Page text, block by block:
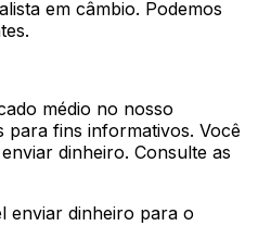
em câmbio. Podemos
médio no nosso
para fins informativos. Você
dinheiro. Consulte as
enviar dinheiro para o